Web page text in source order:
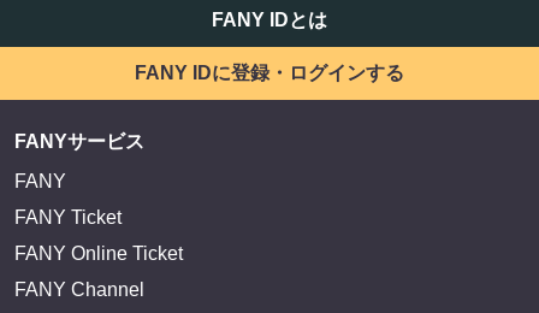
FANY IDとは
FANY IDに登録・ログインする
FANYサービス
FANY
FANY Ticket
FANY Online Ticket
FANY Channel